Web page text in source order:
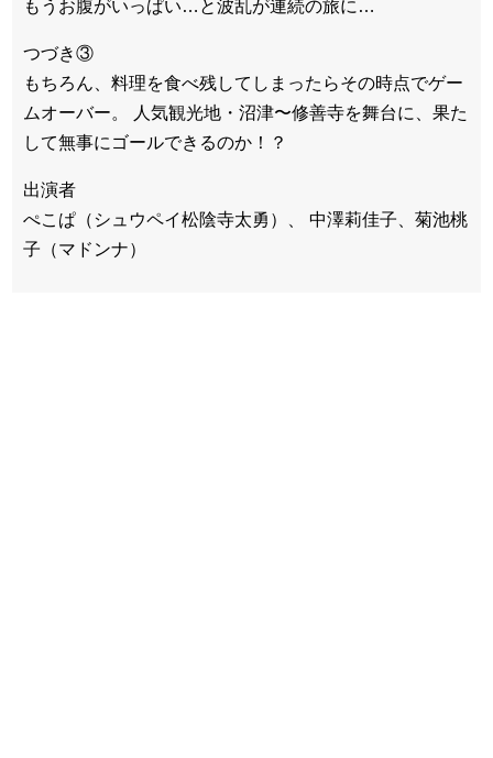
もうお腹がいっぱい…と波乱が連続の旅に…
つづき③
もちろん、料理を食べ残してしまったらその時点でゲー
ムオーバー。 人気観光地・沼津〜修善寺を舞台に、果た
して無事にゴールできるのか！？
出演者
ぺこぱ（シュウペイ松陰寺太勇）、 中澤莉佳子、菊池桃
子（マドンナ）